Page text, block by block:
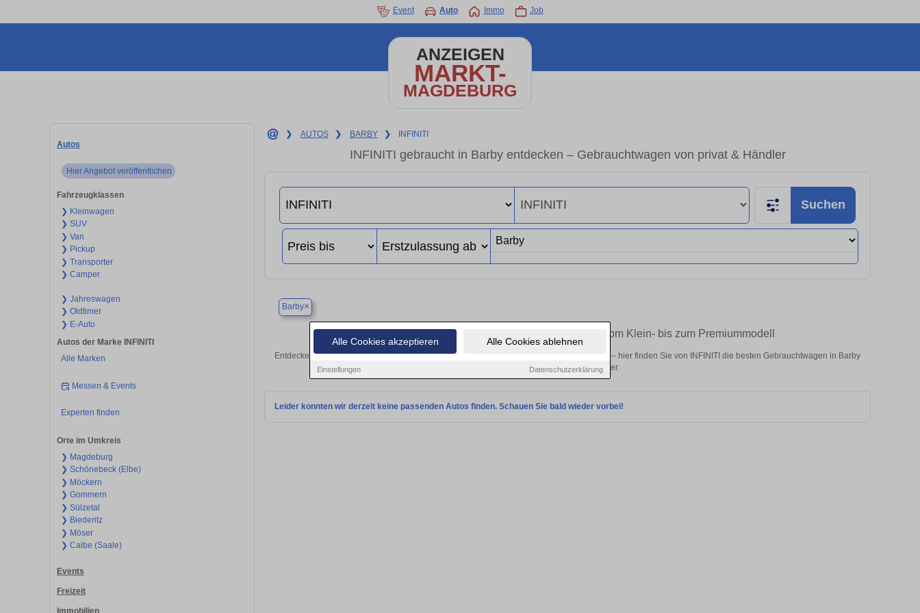
Alle Cookies akzeptieren Alle Cookies ablehnen
Einstellungen Datenschutzerklärung
Event Auto Immo Job
ANZEIGEN
MARKT-
MAGDEBURG
Autos
Hier Angebot veröffentlichen
Fahrzeugklassen
❯ Kleinwagen
❯ SUV
❯ Van
❯ Pickup
❯ Transporter
❯ Camper
❯ Jahreswagen
❯ Oldtimer
❯ E-Auto
Autos der Marke INFINITI
Alle Marken
Messen & Events
Experten finden
Orte im Umkreis
❯ Magdeburg
❯ Schönebeck (Elbe)
❯ Möckern
❯ Gommern
❯ Sülzetal
❯ Biederitz
❯ Möser
❯ Calbe (Saale)
Events
Freizeit
Immobilien
❯ AUTOS ❯ BARBY ❯ INFINITI
INFINITI gebraucht in Barby entdecken – Gebrauchtwagen von privat & Händler
Suchen
Barby×
Finden Sie in Barby Ihren gebrauchten INFINITI – vom Klein- bis zum Premiummodell
Entdecken Sie in Barby gebrauchte INFINITI Fahrzeuge. Von Kleinwagen bis hin zum SUV – hier finden Sie von INFINITI die besten Gebrauchtwagen in Barby
von privat und vom Händler.
Leider konnten wir derzeit keine passenden Autos finden. Schauen Sie bald wieder vorbei!